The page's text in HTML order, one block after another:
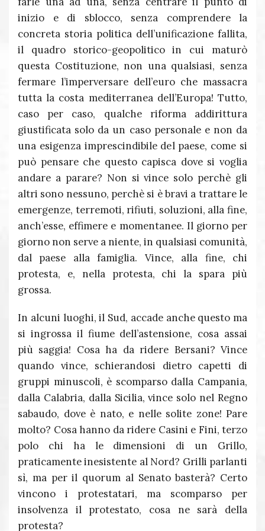
inizio e di sblocco, senza comprendere la
concreta storia politica dell’unificazione fallita,
il quadro storico-geopolitico in cui maturò
questa Costituzione, non una qualsiasi, senza
fermare l’imperversare dell’euro che massacra
tutta la costa mediterranea dell’Europa! Tutto,
caso per caso, qualche riforma addirittura
giustificata solo da un caso personale e non da
una esigenza imprescindibile del paese, come si
può pensare che questo capisca dove si voglia
andare a parare? Non si vince solo perchè gli
altri sono nessuno, perchè si è bravi a trattare le
emergenze, terremoti, rifiuti, soluzioni, alla fine,
anch’esse, effimere e momentanee. Il giorno per
giorno non serve a niente, in qualsiasi comunità,
dal paese alla famiglia. Vince, alla fine, chi
protesta, e, nella protesta, chi la spara più
grossa.
In alcuni luoghi, il Sud, accade anche questo ma
si ingrossa il fiume dell’astensione, cosa assai
più saggia! Cosa ha da ridere Bersani? Vince
quando vince, schierandosi dietro capetti di
gruppi minuscoli, è scomparso dalla Campania,
dalla Calabria, dalla Sicilia, vince solo nel Regno
sabaudo, dove è nato, e nelle solite zone! Pare
molto? Cosa hanno da ridere Casini e Fini, terzo
polo chi ha le dimensioni di un Grillo,
praticamente inesistente al Nord? Grilli parlanti
sì, ma per il quorum al Senato basterà? Certo
vincono i protestatari, ma scomparso per
insolvenza il protestato, cosa ne sarà della
protesta?